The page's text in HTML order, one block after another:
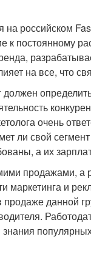
российском
к постоянному
на все, что
очень
ли свой
а их
продажами,
маркетинга и
данной